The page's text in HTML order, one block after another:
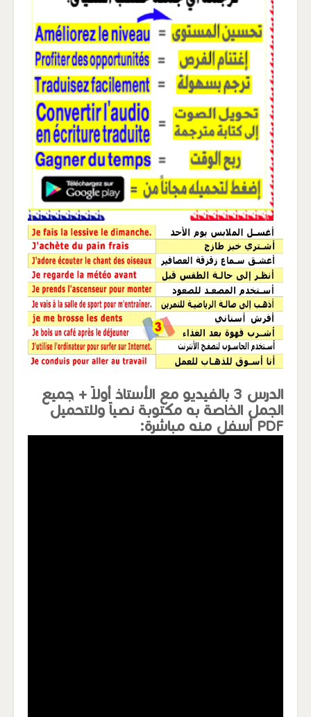
الدرس 3 بالفيديو مع الأستاذ أولاً + جميع
الجمل الخاصة به مكتوبة نصياً وللتحميل
PDF أسفل منه مباشرة: